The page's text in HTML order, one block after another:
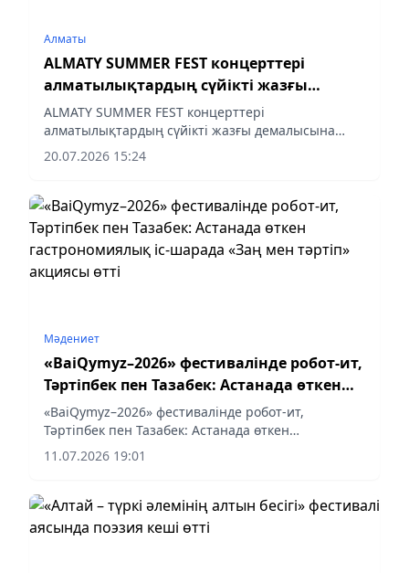
Алматы
ALMATY SUMMER FEST концерттері
алматылықтардың сүйікті жазғы
демалысына айналды
ALMATY SUMMER FEST концерттері
алматылықтардың сүйікті жазғы демалысына
айналды
20.07.2026 15:24
Мәдениет
«BaiQymyz–2026» фестивалінде робот-ит,
Тәртіпбек пен Тазабек: Астанада өткен
гастрономиялық іс-шарада «Заң мен
тәртіп» акциясы өтті
«BaiQymyz–2026» фестивалінде робот-ит,
Тәртіпбек пен Тазабек: Астанада өткен
гастрономиялық іс-шарада «Заң мен тәртіп»
акциясы өтті
11.07.2026 19:01